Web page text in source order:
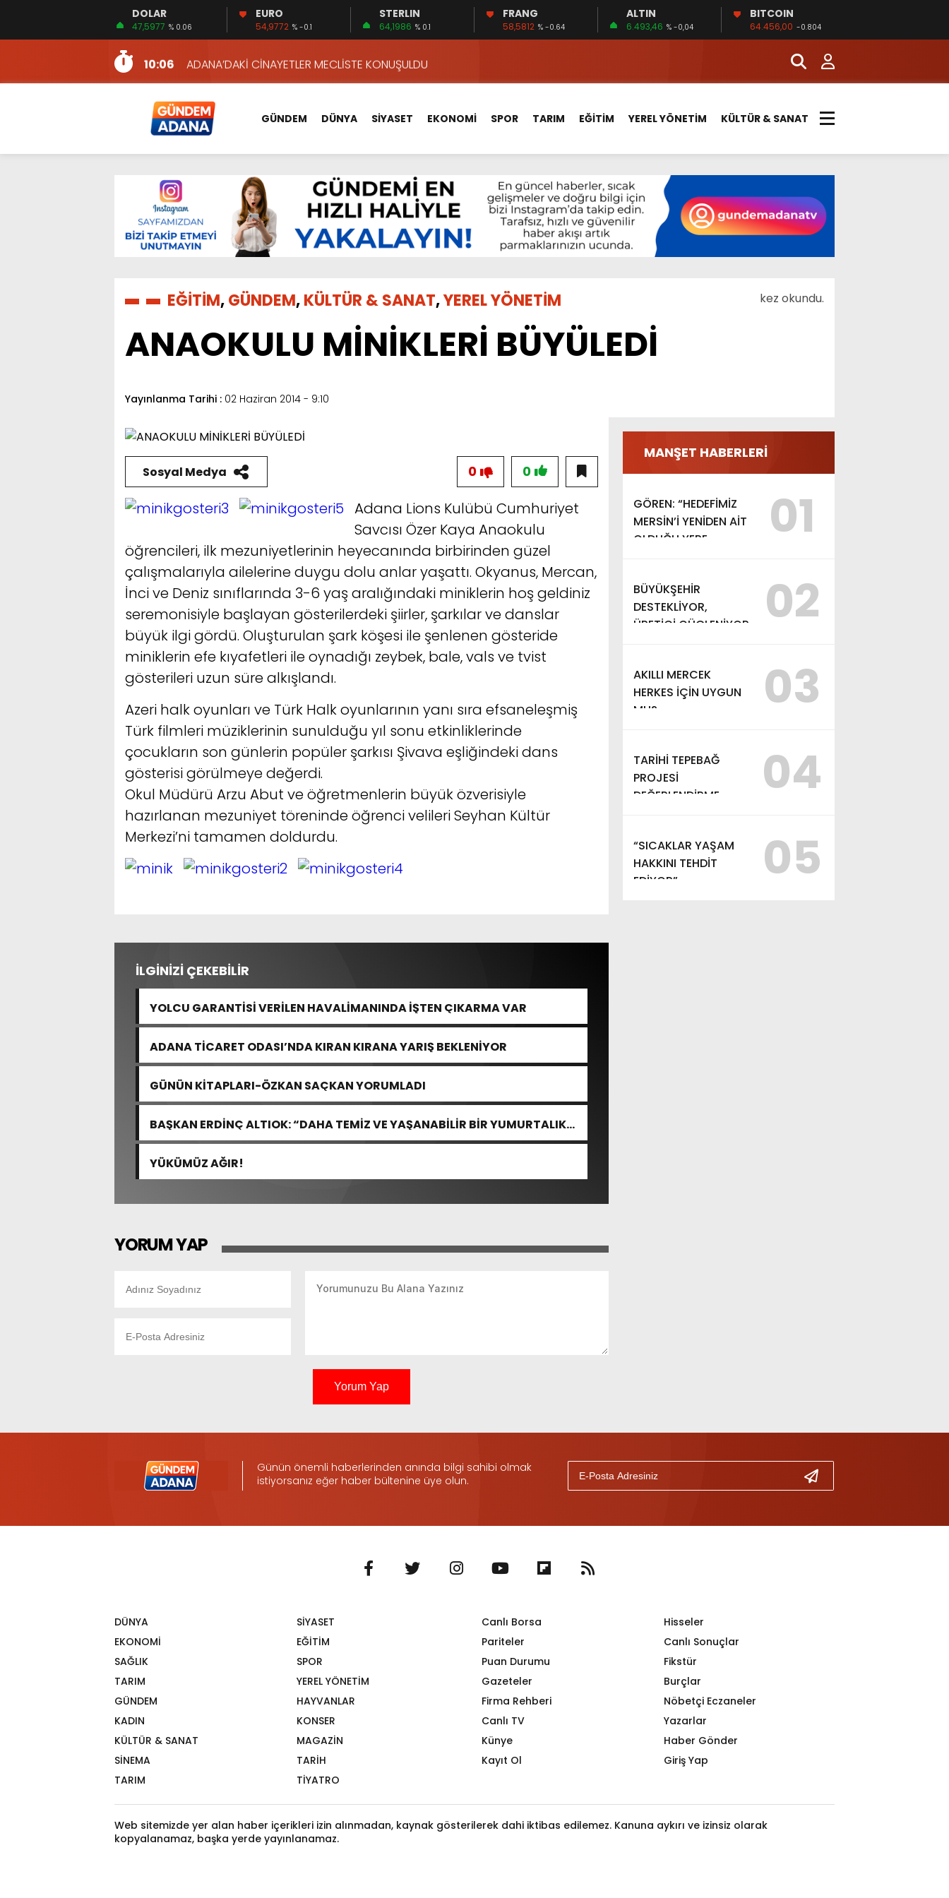
DOLAR
47,5977 % 0.06
EURO
54,9772 % -0.1
STERLIN
64,1986 % 0.1
FRANG
58,5812 % -0.64
ALTIN
6.493,46 % -0,04
BITCOIN
64.456,00 -0.804
12:54
YÜKSEL YEŞİLOVA, KOSOVA YOLUNDA…
16:00
AKILLI MERCEK HERKES İÇİN UYGUN MU?
10:06
ADANA’DAKİ CİNAYETLER MECLİSTE KONUŞULDU
13:54
NACAR: ESNAFIN SAĞLIK HİZMETLERİNİ KONUŞTUK
13:19
NACAR, DAHA İYİ SAĞLIK HİZMETLERİ İÇİN SAHADA
7:26
SULAMA KANALLARINDAKİ BOĞULMALARI ÖNLEMEK İÇİN GÖRÜŞTÜLER…
14:24
HERKES İÇİN ERİŞİLEBİLİR BEYİN SAĞLIĞI!
EMEKLİLER EN DÜŞÜK EMEKLİ AYLIĞININ 40 BİN LİRA OLMASINI İSTİYOR!
13:10
İKİNCİ 500’DE ADANA’DAN 15 FİRMA
13:48
HAFTA SONUNA ÖZEL KİTAPLAR…
12:54
YÜKSEL YEŞİLOVA, KOSOVA YOLUNDA…
GÜNDEM DÜNYA SİYASET EKONOMİ SPOR TARIM EĞİTİM YEREL YÖNETİM KÜLTÜR & SANAT
EĞİTİM,GÜNDEM,KÜLTÜR & SANAT,YEREL YÖNETİM kez okundu.
ANAOKULU MİNİKLERİ BÜYÜLEDİ
Yayınlanma Tarihi : 02 Haziran 2014 - 9:10
MANŞET HABERLERİ
GÖREN: “HEDEFİMİZ
MERSİN’İ YENİDEN AİT
OLDUĞU YERE
01
BÜYÜKŞEHİR
DESTEKLİYOR,
ÜRETİCİ GÜÇLENİYOR
02
AKILLI MERCEK
HERKES İÇİN UYGUN
MU?
03
TARİHİ TEPEBAĞ
PROJESİ
DEĞERLENDİRME
04
“SICAKLAR YAŞAM
HAKKINI TEHDİT
EDİYOR”
05
Sosyal Medya 0
0
Adana Lions Kulübü Cumhuriyet
Savcısı Özer Kaya Anaokulu
öğrencileri, ilk mezuniyetlerinin heyecanında birbirinden güzel
çalışmalarıyla ailelerine duygu dolu anlar yaşattı. Okyanus, Mercan,
İnci ve Deniz sınıflarında 3-6 yaş aralığındaki miniklerin hoş geldiniz
seremonisiyle başlayan gösterilerdeki şiirler, şarkılar ve danslar
büyük ilgi gördü. Oluşturulan şark köşesi ile şenlenen gösteride
miniklerin efe kıyafetleri ile oynadığı zeybek, bale, vals ve tvist
gösterileri uzun süre alkışlandı.
Azeri halk oyunları ve Türk Halk oyunlarının yanı sıra efsaneleşmiş
Türk filmleri müziklerinin sunulduğu yıl sonu etkinliklerinde
çocukların son günlerin popüler şarkısı Şivava eşliğindeki dans
gösterisi görülmeye değerdi.
Okul Müdürü Arzu Abut ve öğretmenlerin büyük özverisiyle
hazırlanan mezuniyet töreninde öğrenci velileri Seyhan Kültür
Merkezi’ni tamamen doldurdu.
İLGİNİZİ ÇEKEBİLİR
YOLCU GARANTİSİ VERİLEN HAVALİMANINDA İŞTEN ÇIKARMA VAR
ADANA TİCARET ODASI’NDA KIRAN KIRANA YARIŞ BEKLENİYOR
GÜNÜN KİTAPLARI-ÖZKAN SAÇKAN YORUMLADI
BAŞKAN ERDİNÇ ALTIOK: “DAHA TEMİZ VE YAŞANABİLİR BİR YUMURTALIK
İÇİN ÇALIŞIYORUZ”
YÜKÜMÜZ AĞIR!
YORUM YAP
Yorum Yap
Günün önemli haberlerinden anında bilgi sahibi olmak
istiyorsanız eğer haber bültenine üye olun.
DÜNYA
SİYASET
EKONOMİ
EĞİTİM
SAĞLIK
SPOR
TARIM
YEREL YÖNETİM
GÜNDEM
HAYVANLAR
KADIN
KONSER
KÜLTÜR & SANAT
MAGAZİN
SİNEMA
TARİH
TARIM
TİYATRO
Canlı Borsa
Hisseler
Pariteler
Canlı Sonuçlar
Puan Durumu
Fikstür
Gazeteler
Burçlar
Firma Rehberi
Nöbetçi Eczaneler
Canlı TV
Yazarlar
Künye
Haber Gönder
Kayıt Ol
Giriş Yap
Web sitemizde yer alan haber içerikleri izin alınmadan, kaynak gösterilerek dahi iktibas edilemez. Kanuna aykırı ve izinsiz olarak
kopyalanamaz, başka yerde yayınlanamaz.